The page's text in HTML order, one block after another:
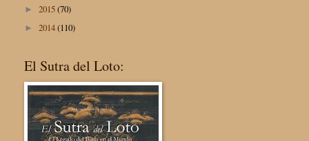
► 2015(70)
► 2014(110)
El Sutra del Loto: